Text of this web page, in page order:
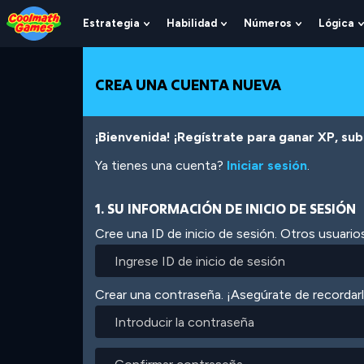
Skip
to
Top
Skip
to
Navigation
Skip
to
Main
Skip
to
Footer
Pasar
al
contenido
Estrategia
Show
Submenu
Estrategia
Habilidad
Show
Submenu
Habilidad
Números
Show
Submenu
Lógica
CREA UNA CUENTA NUEVA
¡Bienvenida! ¡Regístrate para ganar XP,
Ya tienes una cuenta? Iniciar sesión.
1. SU INFORMACIÓN DE INICIO DE SESIÓN
Cree una ID de inicio de sesión. Otros
Crear una contraseña. ¡Asegúrate de
contraseña